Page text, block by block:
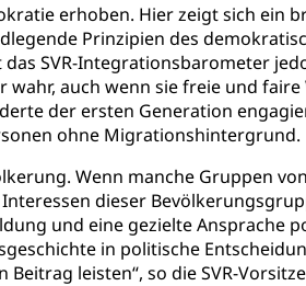
erhoben. Hier zeigt sich ein
Prinzipien des
SVR-Integrationsbarometer
auch wenn sie freie und faire
der ersten Generation
ohne Migrationshintergrund.
Wenn manche Gruppen
dieser
und eine gezielte Ansprache
in politische
leisten“, so die SVR-